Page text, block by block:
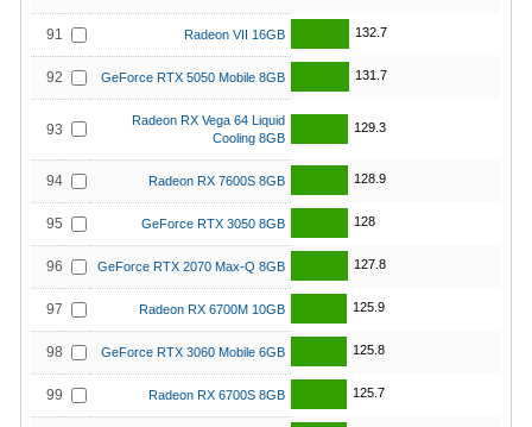
91 Radeon VII 16GB 132.7
92 GeForce RTX 5050 Mobile 8GB 131.7
93
Radeon RX Vega 64 Liquid
Cooling 8GB
129.3
94 Radeon RX 7600S 8GB 128.9
95 GeForce RTX 3050 8GB 128
96 GeForce RTX 2070 Max-Q 8GB 127.8
97 Radeon RX 6700M 10GB 125.9
98 GeForce RTX 3060 Mobile 6GB 125.8
99 Radeon RX 6700S 8GB 125.7